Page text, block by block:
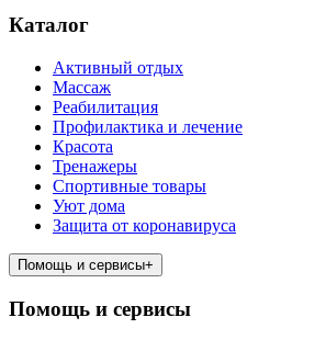
Каталог
Активный отдых
Массаж
Реабилитация
Профилактика и лечение
Красота
Тренажеры
Спортивные товары
Уют дома
Защита от коронавируса
Помощь и сервисы+
Помощь и сервисы